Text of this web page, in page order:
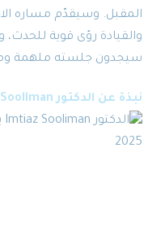
المقبل. وسيقدّم مساره
والقيادة رؤى قوية للحدث،
سيجدون جلسته ملهمة
نبذة عن الدكتور Imtiaz Sooliman